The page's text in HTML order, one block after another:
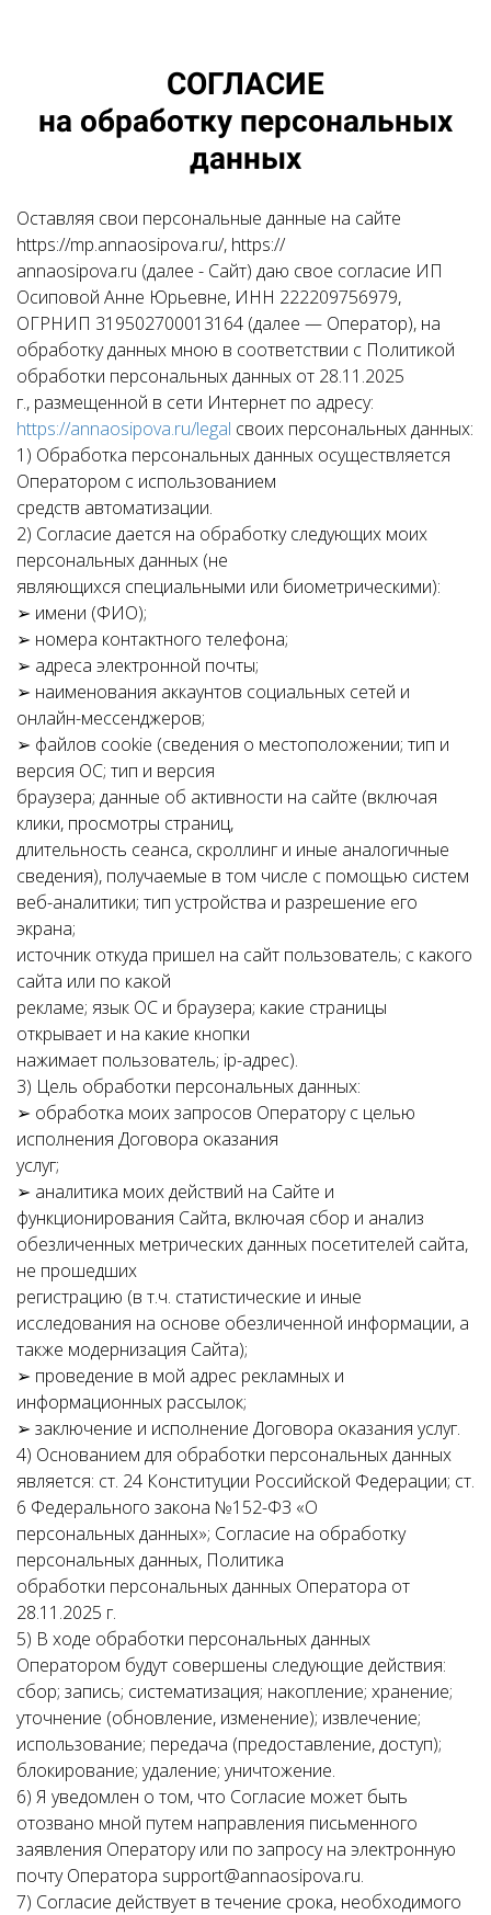
СОГЛАСИЕ
на обработку персональных
данных
Оставляя свои персональные данные на сайте
https://mp.annaosipova.ru/, https://
annaosipova.ru (далее - Сайт) даю свое согласие ИП
Осиповой Анне Юрьевне, ИНН 222209756979,
ОГРНИП 319502700013164 (далее — Оператор), на
обработку данных мною в соответствии с Политикой
обработки персональных данных от 28.11.2025
г., размещенной в сети Интернет по адресу:
https://annaosipova.ru/legal своих персональных данных:
1) Обработка персональных данных осуществляется
Оператором с использованием
средств автоматизации.
2) Согласие дается на обработку следующих моих
персональных данных (не
являющихся специальными или биометрическими):
➢ имени (ФИО);
➢ номера контактного телефона;
➢ адреса электронной почты;
➢ наименования аккаунтов социальных сетей и
онлайн-мессенджеров;
➢ файлов cookie (сведения о местоположении; тип и
версия ОС; тип и версия
браузера; данные об активности на сайте (включая
клики, просмотры страниц,
длительность сеанса, скроллинг и иные аналогичные
сведения), получаемые в том числе с помощью систем
веб-аналитики; тип устройства и разрешение его
экрана;
источник откуда пришел на сайт пользователь; с какого
сайта или по какой
рекламе; язык ОС и браузера; какие страницы
открывает и на какие кнопки
нажимает пользователь; ip-адрес).
3) Цель обработки персональных данных:
➢ обработка моих запросов Оператору с целью
исполнения Договора оказания
услуг;
➢ аналитика моих действий на Сайте и
функционирования Сайта, включая сбор и анализ
обезличенных метрических данных посетителей сайта,
не прошедших
регистрацию (в т.ч. статистические и иные
исследования на основе обезличенной информации, а
также модернизация Сайта);
➢ проведение в мой адрес рекламных и
информационных рассылок;
➢ заключение и исполнение Договора оказания услуг.
4) Основанием для обработки персональных данных
является: ст. 24 Конституции Российской Федерации; ст.
6 Федерального закона №152-ФЗ «О
персональных данных»; Согласие на обработку
персональных данных, Политика
обработки персональных данных Оператора от
28.11.2025 г.
5) В ходе обработки персональных данных
Оператором будут совершены следующие действия:
сбор; запись; систематизация; накопление; хранение;
уточнение (обновление, изменение); извлечение;
использование; передача (предоставление, доступ);
блокирование; удаление; уничтожение.
6) Я уведомлен о том, что Согласие может быть
отозвано мной путем направления письменного
заявления Оператору или по запросу на электронную
почту Оператора support@annaosipova.ru.
7) Согласие действует в течение срока, необходимого